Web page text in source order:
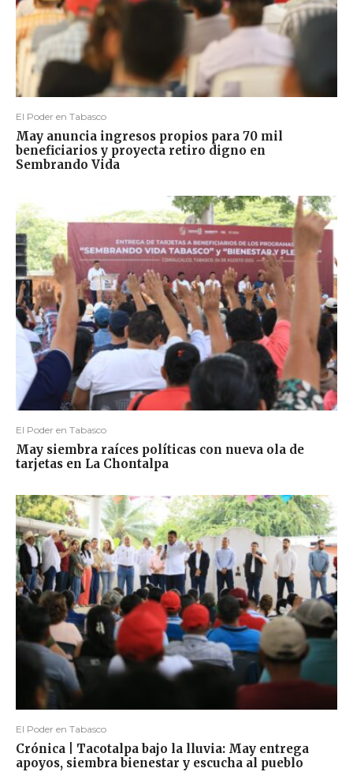
El Poder en Tabasco
May anuncia ingresos propios para 70 mil
beneficiarios y proyecta retiro digno en
Sembrando Vida
El Poder en Tabasco
May siembra raíces políticas con nueva ola de
tarjetas en La Chontalpa
El Poder en Tabasco
Crónica | Tacotalpa bajo la lluvia: May entrega
apoyos, siembra bienestar y escucha al pueblo